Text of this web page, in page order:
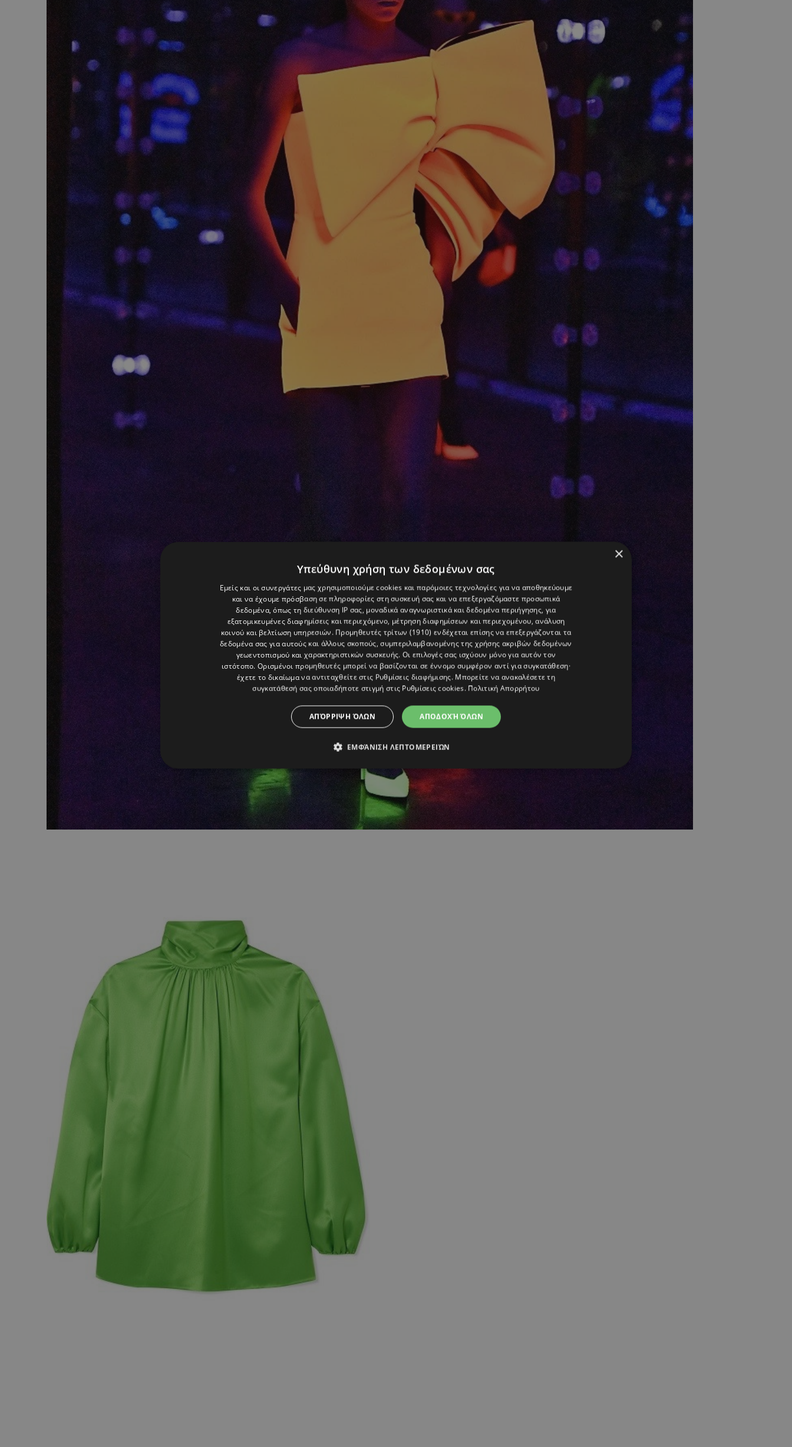
×
Υπεύθυνη χρήση των δεδομένων σας
Εμείς και οι συνεργάτες μας χρησιμοποιούμε cookies και παρόμοιες τεχνολογίες για να αποθηκεύουμε
και να έχουμε πρόσβαση σε πληροφορίες στη συσκευή σας και να επεξεργαζόμαστε προσωπικά
δεδομένα, όπως τη διεύθυνση IP σας, μοναδικά αναγνωριστικά και δεδομένα περιήγησης, για
εξατομικευμένες διαφημίσεις και περιεχόμενο, μέτρηση διαφημίσεων και περιεχομένου, ανάλυση
κοινού και βελτίωση υπηρεσιών. Προμηθευτές τρίτων (1910) ενδέχεται επίσης να επεξεργάζονται τα
δεδομένα σας για αυτούς και άλλους σκοπούς, συμπεριλαμβανομένης της χρήσης ακριβών δεδομένων
γεωεντοπισμού και χαρακτηριστικών συσκευής. Οι επιλογές σας ισχύουν μόνο για αυτόν τον
ιστότοπο. Ορισμένοι προμηθευτές μπορεί να βασίζονται σε έννομο συμφέρον αντί για συγκατάθεση·
έχετε το δικαίωμα να αντιταχθείτε στις Ρυθμίσεις διαφήμισης. Μπορείτε να ανακαλέσετε τη
συγκατάθεσή σας οποιαδήποτε στιγμή στις Ρυθμίσεις cookies. Πολιτική Απορρήτου
ΑΠΟΔΟΧΉ ΌΛΩΝ
ΑΠΌΡΡΙΨΗ ΌΛΩΝ
ΕΜΦΆΝΙΣΗ ΛΕΠΤΟΜΕΡΕΙΏΝ